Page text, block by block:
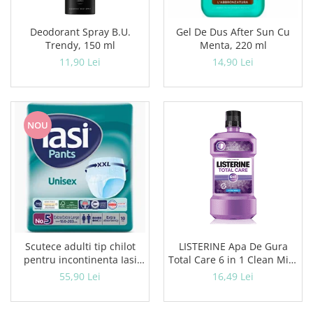
Ceara de par si gel
Cosmetice profesionale
Sampon de par
Accesorii tuns si vopsit
Hair styling
Balsam de par
Ingrijire corp
Geluri de dus
Deodorante si antiperspirante
Lotiuni si creme de corp
Parfumuri
Sapunuri
Spuma si saruri de baie
Produse pentru epilare
Produse pentru protectie solara
Deodorant Spray B.U.
Trendy, 150 ml
11,90 Lei
Gel De Dus After Sun Cu
Menta, 220 ml
14,90 Lei
NOU
Scutece adulti tip chilot
pentru incontinenta Iasi
Pants Unisex, Marime XXL,
55,90 Lei
LISTERINE Apa De Gura
Total Care 6 in 1 Clean Mint
500 ml
16,49 Lei